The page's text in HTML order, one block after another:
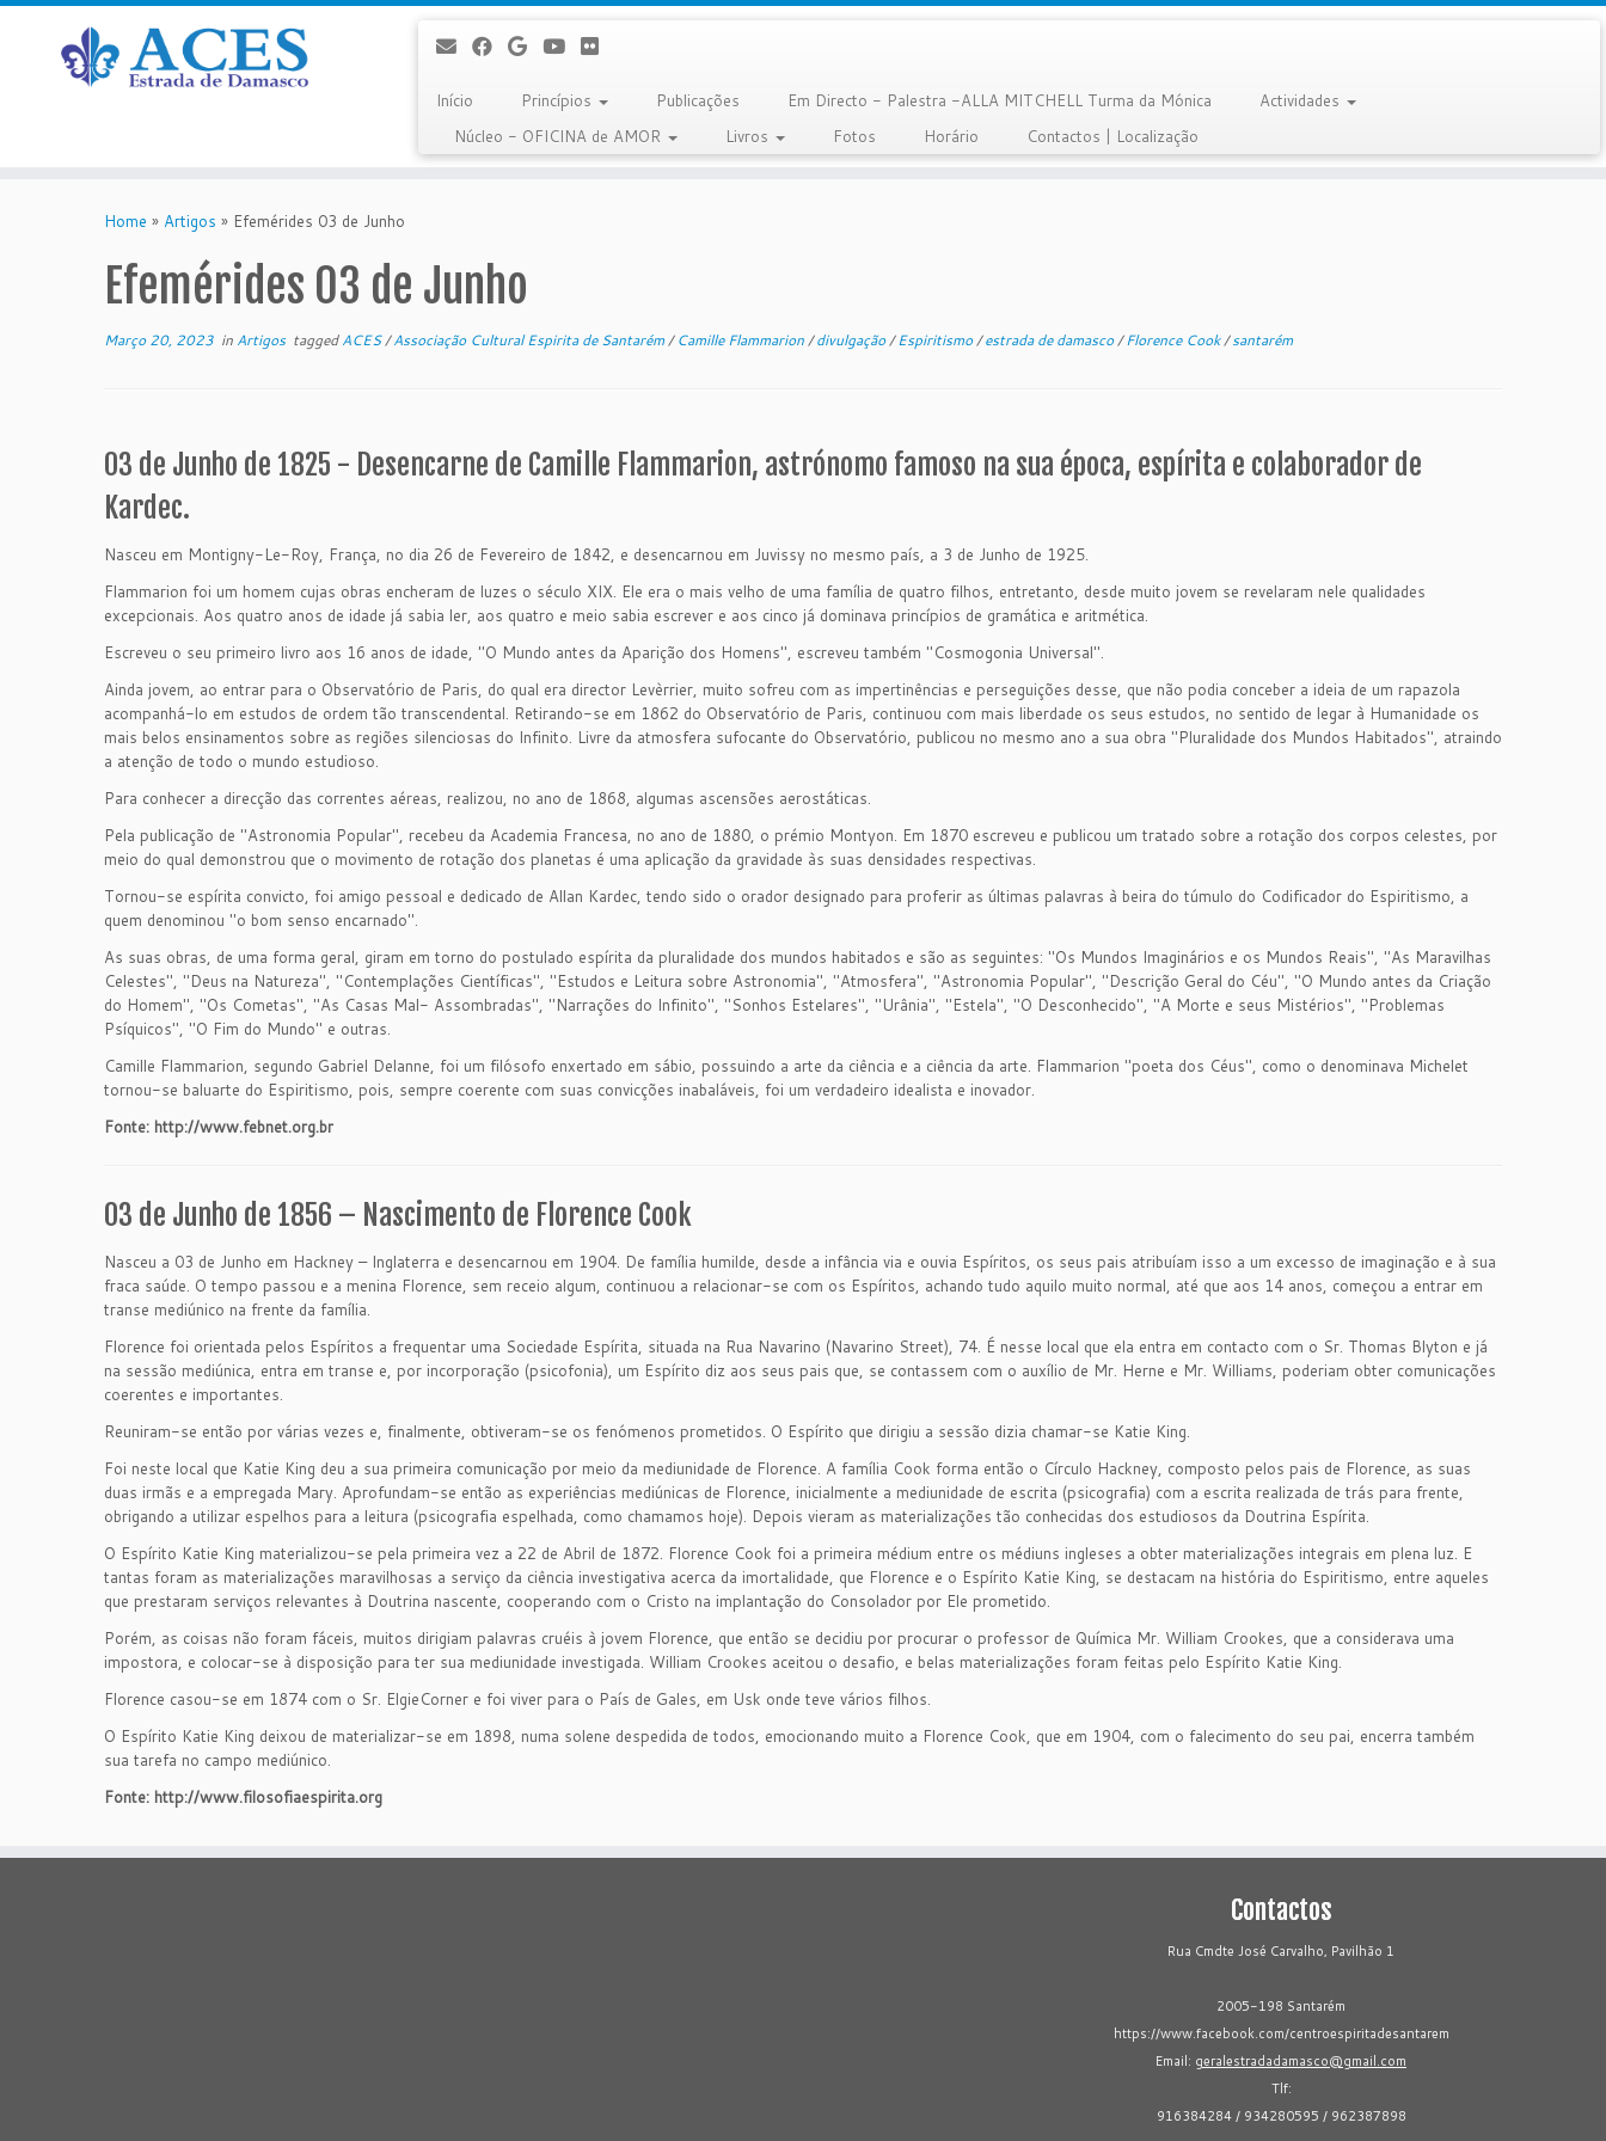
Início Princípios Publicações Em Directo - Palestra -ALLA MITCHELL Turma da Mónica
Actividades
Núcleo - OFICINA de AMOR
Livros Fotos Horário Contactos | Localização
Home » Artigos » Efemérides 03 de Junho
Efemérides 03 de Junho
Março 20, 2023 in Artigos taggedACES/Associação Cultural Espirita de Santarém/Camille Flammarion/divulgação/Espiritismo/estrada de damasco/Florence Cook/santarém
03 de Junho de 1825 - Desencarne de Camille Flammarion, astrónomo famoso na sua época, espírita e colaborador de
Kardec.
Nasceu em Montigny-Le-Roy, França, no dia 26 de Fevereiro de 1842, e desencarnou em Juvissy no mesmo país, a 3 de Junho de 1925.
Flammarion foi um homem cujas obras encheram de luzes o século XIX. Ele era o mais velho de uma família de quatro filhos, entretanto, desde muito jovem se revelaram nele qualidades
excepcionais. Aos quatro anos de idade já sabia ler, aos quatro e meio sabia escrever e aos cinco já dominava princípios de gramática e aritmética.
Escreveu o seu primeiro livro aos 16 anos de idade, "O Mundo antes da Aparição dos Homens", escreveu também "Cosmogonia Universal".
Ainda jovem, ao entrar para o Observatório de Paris, do qual era director Levèrrier, muito sofreu com as impertinências e perseguições desse, que não podia conceber a ideia de um rapazola
acompanhá-lo em estudos de ordem tão transcendental. Retirando-se em 1862 do Observatório de Paris, continuou com mais liberdade os seus estudos, no sentido de legar à Humanidade os
mais belos ensinamentos sobre as regiões silenciosas do Infinito. Livre da atmosfera sufocante do Observatório, publicou no mesmo ano a sua obra "Pluralidade dos Mundos Habitados", atraindo
a atenção de todo o mundo estudioso.
Para conhecer a direcção das correntes aéreas, realizou, no ano de 1868, algumas ascensões aerostáticas.
Pela publicação de "Astronomia Popular", recebeu da Academia Francesa, no ano de 1880, o prémio Montyon. Em 1870 escreveu e publicou um tratado sobre a rotação dos corpos celestes, por
meio do qual demonstrou que o movimento de rotação dos planetas é uma aplicação da gravidade às suas densidades respectivas.
Tornou-se espírita convicto, foi amigo pessoal e dedicado de Allan Kardec, tendo sido o orador designado para proferir as últimas palavras à beira do túmulo do Codificador do Espiritismo, a
quem denominou "o bom senso encarnado".
As suas obras, de uma forma geral, giram em torno do postulado espírita da pluralidade dos mundos habitados e são as seguintes: "Os Mundos Imaginários e os Mundos Reais", "As Maravilhas
Celestes", "Deus na Natureza", "Contemplações Científicas", "Estudos e Leitura sobre Astronomia", "Atmosfera", "Astronomia Popular", "Descrição Geral do Céu", "O Mundo antes da Criação
do Homem", "Os Cometas", "As Casas Mal- Assombradas", "Narrações do Infinito", "Sonhos Estelares", "Urânia", "Estela", "O Desconhecido", "A Morte e seus Mistérios", "Problemas
Psíquicos", "O Fim do Mundo" e outras.
Camille Flammarion, segundo Gabriel Delanne, foi um filósofo enxertado em sábio, possuindo a arte da ciência e a ciência da arte. Flammarion "poeta dos Céus", como o denominava Michelet
tornou-se baluarte do Espiritismo, pois, sempre coerente com suas convicções inabaláveis, foi um verdadeiro idealista e inovador.
Fonte: http://www.febnet.org.br
03 de Junho de 1856 – Nascimento de Florence Cook
Nasceu a 03 de Junho em Hackney – Inglaterra e desencarnou em 1904. De família humilde, desde a infância via e ouvia Espíritos, os seus pais atribuíam isso a um excesso de imaginação e à sua
fraca saúde. O tempo passou e a menina Florence, sem receio algum, continuou a relacionar-se com os Espíritos, achando tudo aquilo muito normal, até que aos 14 anos, começou a entrar em
transe mediúnico na frente da família.
Florence foi orientada pelos Espíritos a frequentar uma Sociedade Espírita, situada na Rua Navarino (Navarino Street), 74. É nesse local que ela entra em contacto com o Sr. Thomas Blyton e já
na sessão mediúnica, entra em transe e, por incorporação (psicofonia), um Espírito diz aos seus pais que, se contassem com o auxílio de Mr. Herne e Mr. Williams, poderiam obter comunicações
coerentes e importantes.
Reuniram-se então por várias vezes e, finalmente, obtiveram-se os fenómenos prometidos. O Espírito que dirigiu a sessão dizia chamar-se Katie King.
Foi neste local que Katie King deu a sua primeira comunicação por meio da mediunidade de Florence. A família Cook forma então o Círculo Hackney, composto pelos pais de Florence, as suas
duas irmãs e a empregada Mary. Aprofundam-se então as experiências mediúnicas de Florence, inicialmente a mediunidade de escrita (psicografia) com a escrita realizada de trás para frente,
obrigando a utilizar espelhos para a leitura (psicografia espelhada, como chamamos hoje). Depois vieram as materializações tão conhecidas dos estudiosos da Doutrina Espírita.
O Espírito Katie King materializou-se pela primeira vez a 22 de Abril de 1872. Florence Cook foi a primeira médium entre os médiuns ingleses a obter materializações integrais em plena luz. E
tantas foram as materializações maravilhosas a serviço da ciência investigativa acerca da imortalidade, que Florence e o Espírito Katie King, se destacam na história do Espiritismo, entre aqueles
que prestaram serviços relevantes à Doutrina nascente, cooperando com o Cristo na implantação do Consolador por Ele prometido.
Porém, as coisas não foram fáceis, muitos dirigiam palavras cruéis à jovem Florence, que então se decidiu por procurar o professor de Química Mr. William Crookes, que a considerava uma
impostora, e colocar-se à disposição para ter sua mediunidade investigada. William Crookes aceitou o desafio, e belas materializações foram feitas pelo Espírito Katie King.
Florence casou-se em 1874 com o Sr. ElgieCorner e foi viver para o País de Gales, em Usk onde teve vários filhos.
O Espírito Katie King deixou de materializar-se em 1898, numa solene despedida de todos, emocionando muito a Florence Cook, que em 1904, com o falecimento do seu pai, encerra também
sua tarefa no campo mediúnico.
Fonte: http://www.filosofiaespirita.org
Contactos
Rua Cmdte José Carvalho, Pavilhão 1
2005-198 Santarém
https://www.facebook.com/centroespiritadesantarem
Email: geralestradadamasco@gmail.com
Tlf:
916384284 / 934280595 / 962387898